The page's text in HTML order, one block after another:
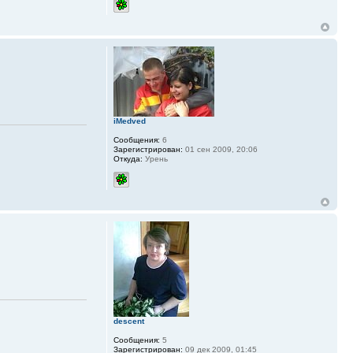
iMedved
Сообщения: 6
Зарегистрирован: 01 сен 2009, 20:06
Откуда: Урень
descent
Сообщения: 5
Зарегистрирован: 09 дек 2009, 01:45